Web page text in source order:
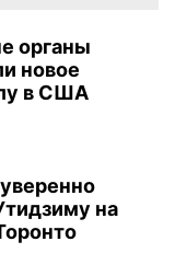
органы
новое
в США
на